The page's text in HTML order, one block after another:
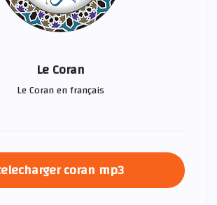
Le Coran
Le Coran en français
coran mp3